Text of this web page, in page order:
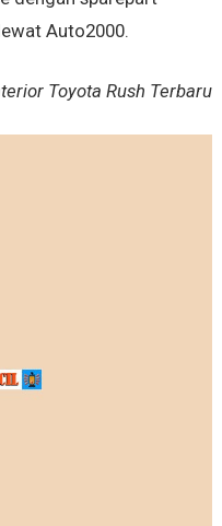
Auto2000.
Toyota Rush Terbaru